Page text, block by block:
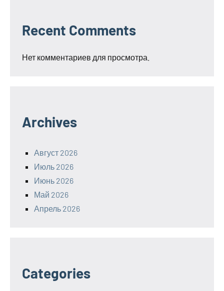
Recent Comments
Нет комментариев для просмотра.
Archives
Август 2026
Июль 2026
Июнь 2026
Май 2026
Апрель 2026
Categories